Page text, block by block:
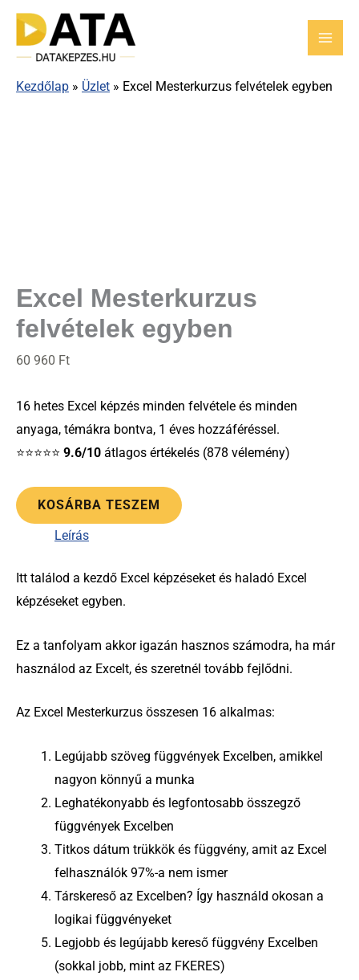
Skip
content
Kezdőlap » Üzlet » Excel Mesterkurzus felvételek egyben
Excel Mesterkurzus
felvételek egyben
60 960 Ft
16 hetes Excel képzés minden felvétele és minden
anyaga, témákra bontva, 1 éves hozzáféréssel.
⭐⭐⭐⭐⭐ 9.6/10 átlagos értékelés (878 vélemény)
Excel
Mesterkurzus
felvételek
egyben
KOSÁRBA TESZEM
Leírás
Itt találod a kezdő Excel képzéseket és haladó Excel
képzéseket egyben.
Ez a tanfolyam akkor igazán hasznos számodra, ha már
használod az Excelt, és szeretnél tovább fejlődni.
Az Excel Mesterkurzus összesen 16 alkalmas:
Legújabb szöveg függvények Excelben, amikkel
nagyon könnyű a munka
Leghatékonyabb és legfontosabb összegző
függvények Excelben
Titkos dátum trükkök és függvény, amit az Excel
felhasználók 97%-a nem ismer
Társkereső az Excelben? Így használd okosan a
logikai függvényeket
Legjobb és legújabb kereső függvény Excelben
(sokkal jobb, mint az FKERES)